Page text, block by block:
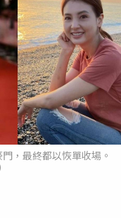
，最終都以恢單收場。